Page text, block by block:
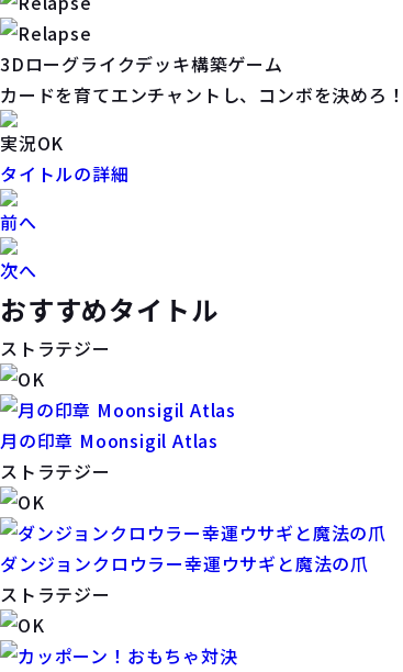
3Dローグライクデッキ構築ゲーム
カードを育てエンチャントし、コンボを決めろ！
実況OK
タイトルの詳細
前へ
次へ
おすすめタイトル
ストラテジー
月の印章 Moonsigil Atlas
ストラテジー
ダンジョンクロウラー幸運ウサギと魔法の爪
ストラテジー